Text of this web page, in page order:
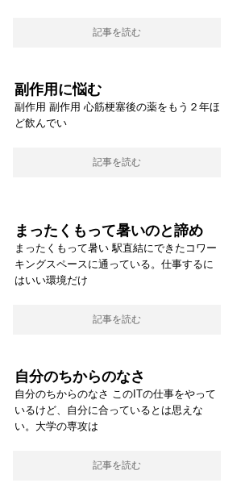
記事を読む
副作用に悩む
副作用 副作用 心筋梗塞後の薬をもう２年ほ
ど飲んでい
記事を読む
まったくもって暑いのと諦め
まったくもって暑い 駅直結にできたコワー
キングスペースに通っている。仕事するに
はいい環境だけ
記事を読む
自分のちからのなさ
自分のちからのなさ このITの仕事をやって
いるけど、自分に合っているとは思えな
い。大学の専攻は
記事を読む